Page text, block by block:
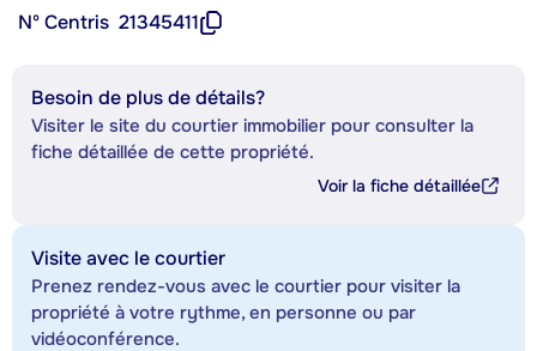
Nº Centris 21345411
Besoin de plus de détails?
Visiter le site du courtier immobilier pour consulter la
fiche détaillée de cette propriété.
Voir la fiche détaillée
Visite avec le courtier
Prenez rendez-vous avec le courtier pour visiter la
propriété à votre rythme, en personne ou par
vidéoconférence.